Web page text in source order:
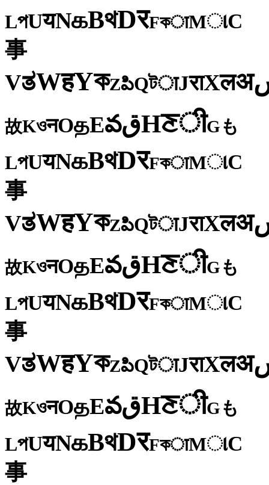
LপUयNகBথDरFকाMાC
事
VತWहYকZపిQটाJराXलअ
故KওनOதEవقHਣीGも
LপUयNகBথDरFকाMાC
事
VತWहYকZపిQটाJराXलअ
故KওनOதEవقHਣीGも
LপUयNகBথDरFকाMાC
事
VತWहYকZపిQটाJराXलअ
故KওनOதEవقHਣीGも
LপUयNகBথDरFকाMાC
事